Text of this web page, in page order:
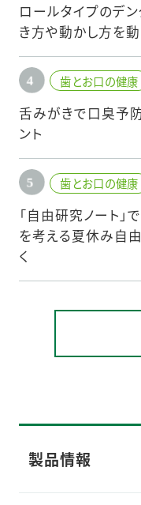
ロールタイプのデ
き方や動かし方を
歯とお口の健康
舌みがきで口臭予
ント
歯とお口の健康
「自由研究ノート」
を考える夏休み自
く
製品情報